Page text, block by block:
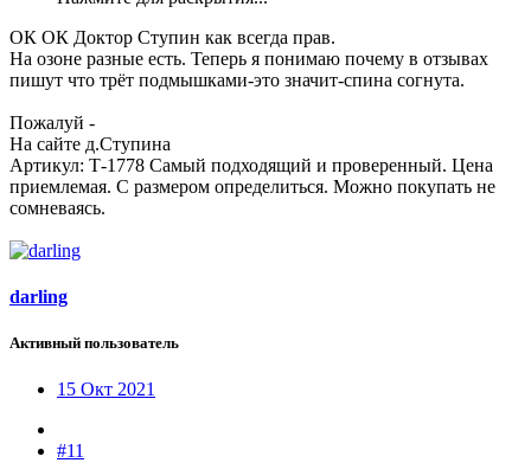
ОК ОК Доктор Ступин как всегда прав.
На озоне разные есть. Теперь я понимаю почему в отзывах
пишут что трёт подмышками-это значит-спина согнута.
Пожалуй -
На сайте д.Ступина
Артикул: Т-1778 Самый подходящий и проверенный. Цена
приемлемая. С размером определиться. Можно покупать не
сомневаясь.
darling
Активный пользователь
15 Окт 2021
#11